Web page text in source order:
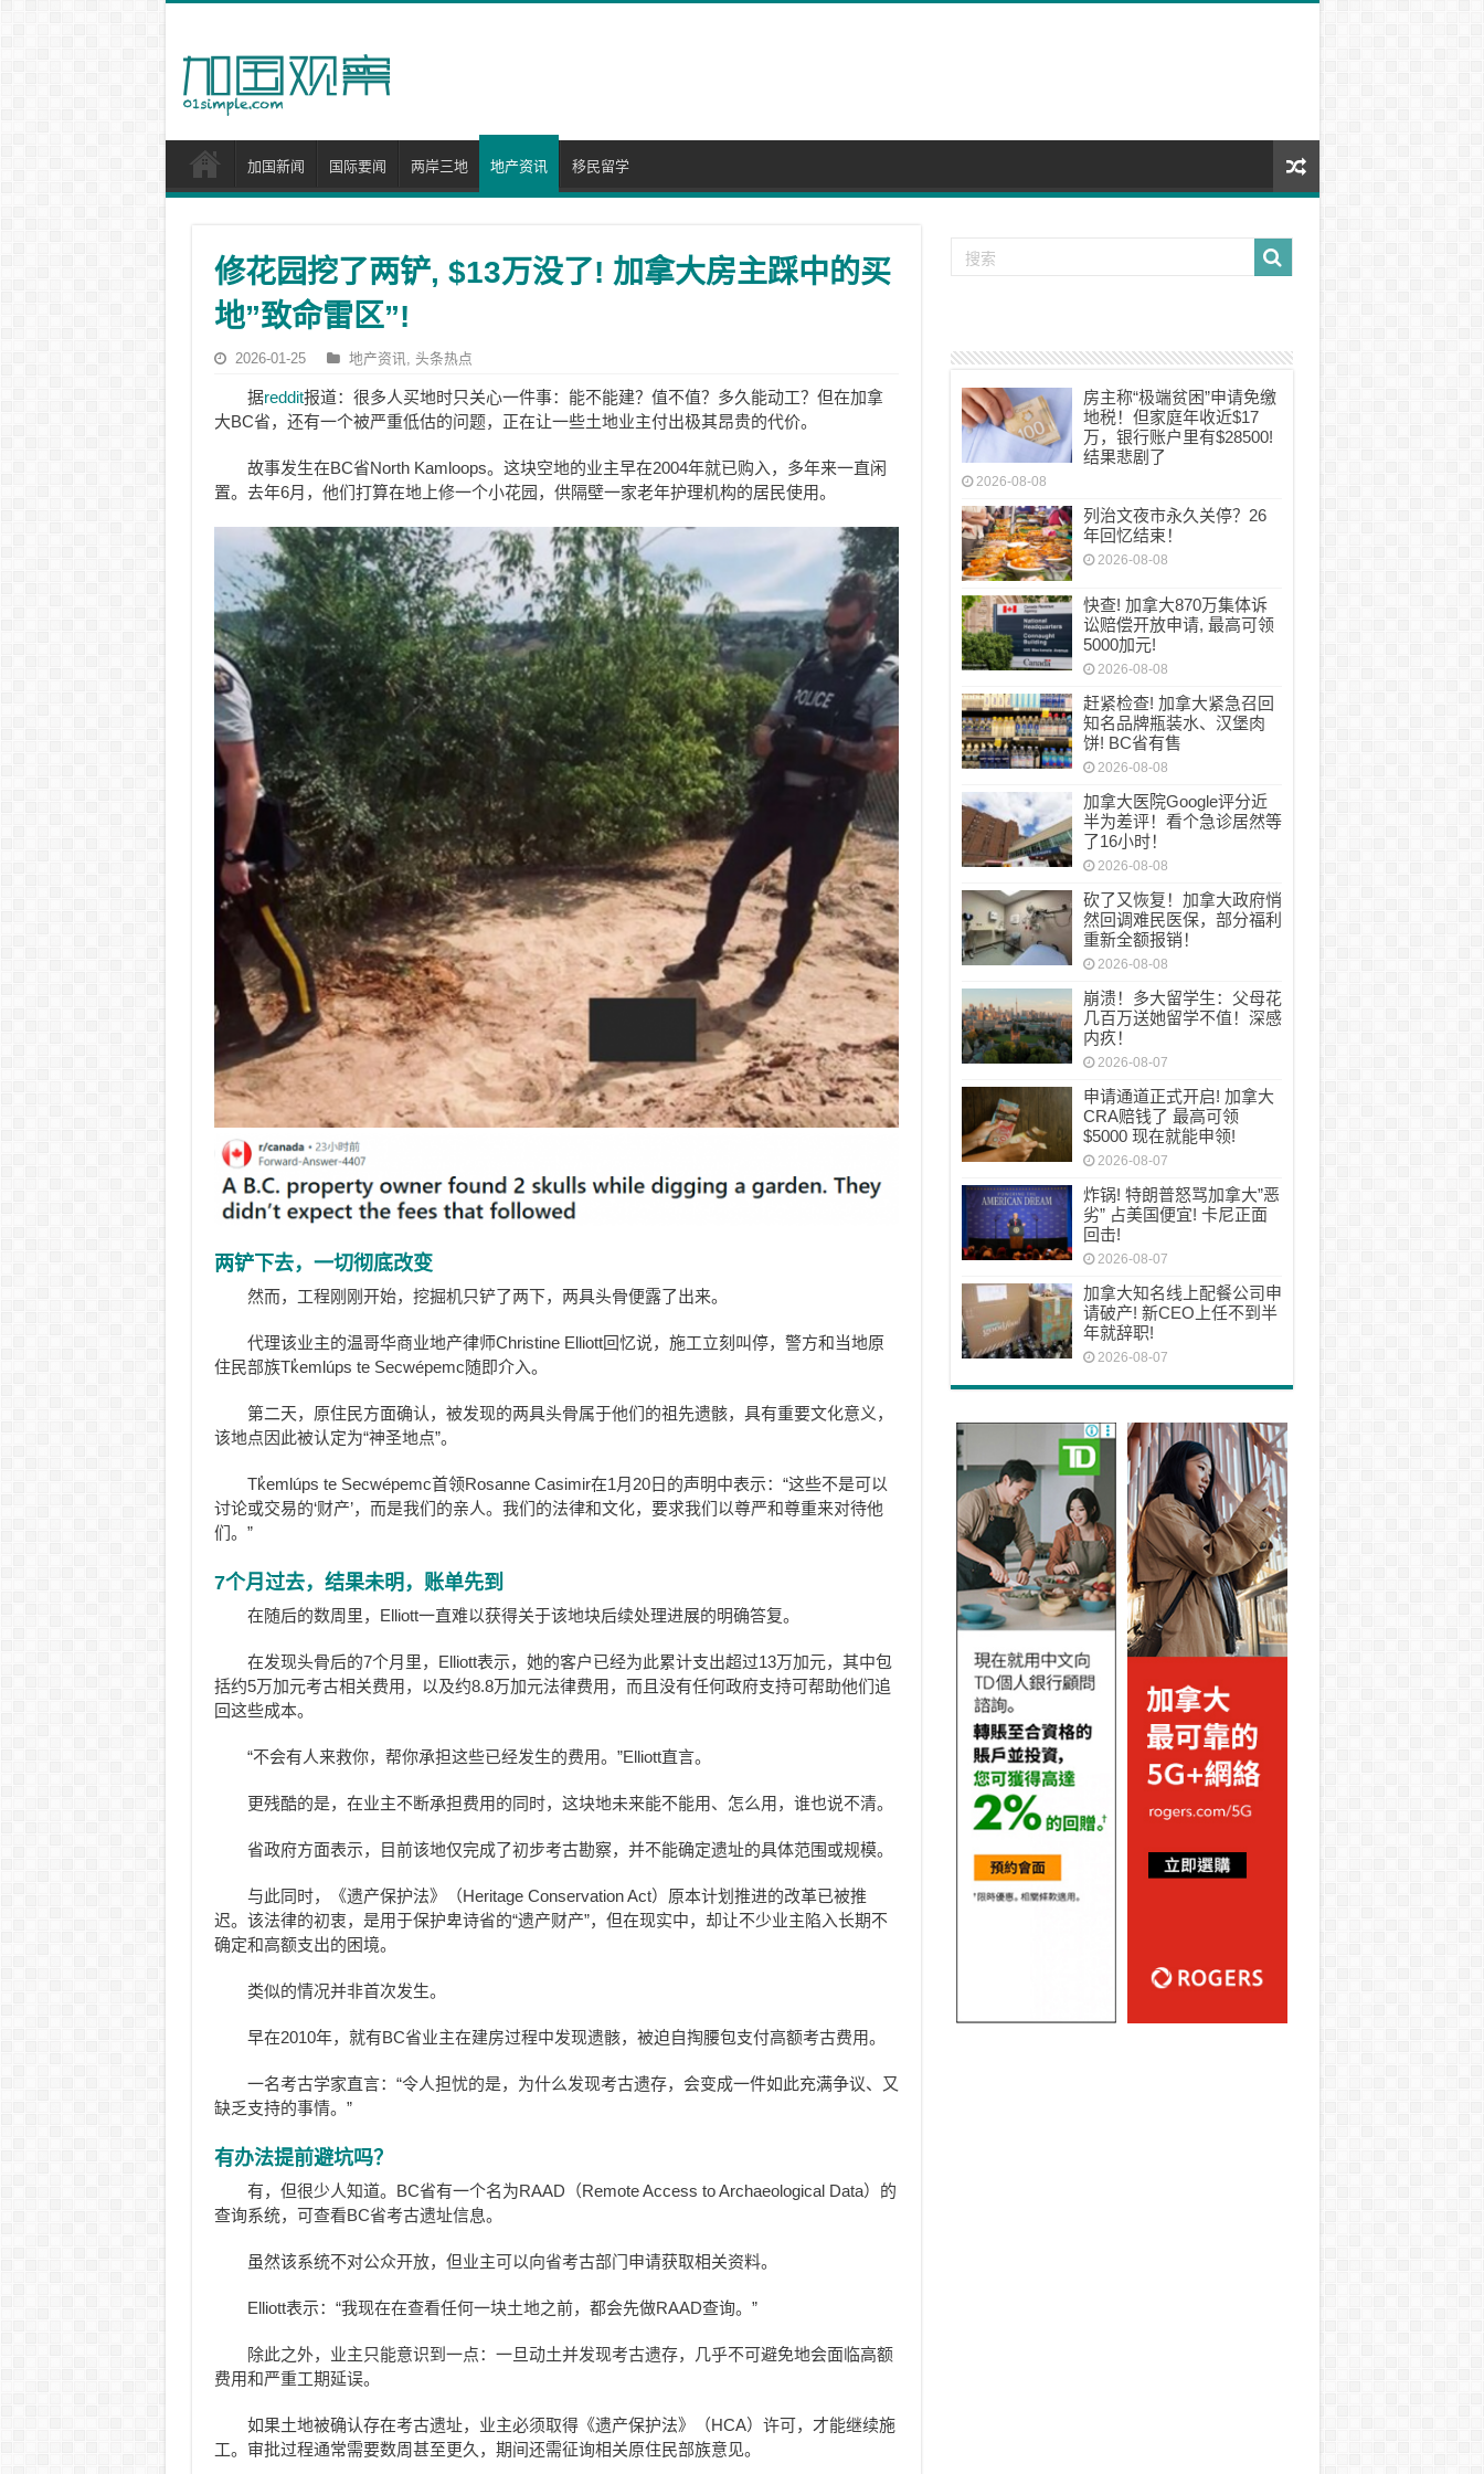
加国新闻 国际要闻 两岸三地 地产资讯 移民留学
修花园挖了两铲, $13万没了! 加拿大房主踩中的买
地”致命雷区”!
2026-01-25 地产资讯, 头条热点
据reddit报道：很多人买地时只关心一件事：能不能建？值不值？多久能动工？但在加拿
大BC省，还有一个被严重低估的问题，正在让一些土地业主付出极其昂贵的代价。
故事发生在BC省North Kamloops。这块空地的业主早在2004年就已购入，多年来一直闲
置。去年6月，他们打算在地上修一个小花园，供隔壁一家老年护理机构的居民使用。
两铲下去，一切彻底改变
然而，工程刚刚开始，挖掘机只铲了两下，两具头骨便露了出来。
代理该业主的温哥华商业地产律师Christine Elliott回忆说，施工立刻叫停，警方和当地原
住民部族Tk̓emlúps te Secwépemc随即介入。
第二天，原住民方面确认，被发现的两具头骨属于他们的祖先遗骸，具有重要文化意义，
该地点因此被认定为“神圣地点”。
Tk̓emlúps te Secwépemc首领Rosanne Casimir在1月20日的声明中表示：“这些不是可以
讨论或交易的‘财产’，而是我们的亲人。我们的法律和文化，要求我们以尊严和尊重来对待他
们。”
7个月过去，结果未明，账单先到
在随后的数周里，Elliott一直难以获得关于该地块后续处理进展的明确答复。
在发现头骨后的7个月里，Elliott表示，她的客户已经为此累计支出超过13万加元，其中包
括约5万加元考古相关费用，以及约8.8万加元法律费用，而且没有任何政府支持可帮助他们追
回这些成本。
“不会有人来救你，帮你承担这些已经发生的费用。”Elliott直言。
更残酷的是，在业主不断承担费用的同时，这块地未来能不能用、怎么用，谁也说不清。
省政府方面表示，目前该地仅完成了初步考古勘察，并不能确定遗址的具体范围或规模。
与此同时，《遗产保护法》（Heritage Conservation Act）原本计划推进的改革已被推
迟。该法律的初衷，是用于保护卑诗省的“遗产财产”，但在现实中，却让不少业主陷入长期不
确定和高额支出的困境。
类似的情况并非首次发生。
早在2010年，就有BC省业主在建房过程中发现遗骸，被迫自掏腰包支付高额考古费用。
一名考古学家直言：“令人担忧的是，为什么发现考古遗存，会变成一件如此充满争议、又
缺乏支持的事情。”
有办法提前避坑吗？
有，但很少人知道。BC省有一个名为RAAD（Remote Access to Archaeological Data）的
查询系统，可查看BC省考古遗址信息。
虽然该系统不对公众开放，但业主可以向省考古部门申请获取相关资料。
Elliott表示：“我现在在查看任何一块土地之前，都会先做RAAD查询。”
除此之外，业主只能意识到一点：一旦动土并发现考古遗存，几乎不可避免地会面临高额
费用和严重工期延误。
如果土地被确认存在考古遗址，业主必须取得《遗产保护法》（HCA）许可，才能继续施
工。审批过程通常需要数周甚至更久，期间还需征询相关原住民部族意见。
房主称“极端贫困”申请免缴
地税！但家庭年收近$17
万，银行账户里有$28500!
结果悲剧了
2026-08-08
列治文夜市永久关停？26
年回忆结束！
2026-08-08
快查! 加拿大870万集体诉
讼赔偿开放申请, 最高可领
5000加元!
2026-08-08
赶紧检查! 加拿大紧急召回
知名品牌瓶装水、汉堡肉
饼! BC省有售
2026-08-08
加拿大医院Google评分近
半为差评！看个急诊居然等
了16小时！
2026-08-08
砍了又恢复！加拿大政府悄
然回调难民医保，部分福利
重新全额报销！
2026-08-08
崩溃！多大留学生：父母花
几百万送她留学不值！深感
内疚！
2026-08-07
申请通道正式开启! 加拿大
CRA赔钱了 最高可领
$5000 现在就能申领!
2026-08-07
炸锅! 特朗普怒骂加拿大”恶
劣” 占美国便宜! 卡尼正面
回击!
2026-08-07
加拿大知名线上配餐公司申
请破产! 新CEO上任不到半
年就辞职!
2026-08-07